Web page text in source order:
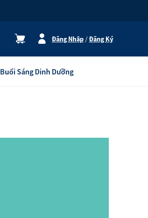
Đăng Nhập /Đăng Ký
Buổi Sáng Dinh Dưỡng